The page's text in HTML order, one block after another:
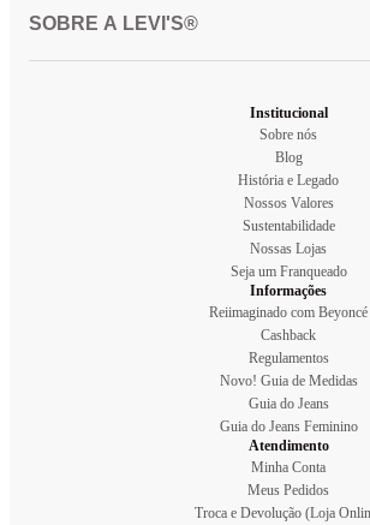
SOBRE A LEVI'S®
Institucional
Sobre nós
Blog
História e Legado
Nossos Valores
Sustentabilidade
Nossas Lojas
Seja um Franqueado
Informações
Reiimaginado com Beyoncé
Cashback
Regulamentos
Novo! Guia de Medidas
Guia do Jeans
Guia do Jeans Feminino
Atendimento
Minha Conta
Meus Pedidos
Troca e Devolução (Loja